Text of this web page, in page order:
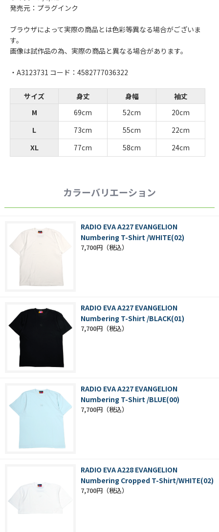
発売元：プラグインク
ブラウザによって実際の商品とは色彩等異なる場合がございま
す。
画像は試作品の為、実際の商品と異なる場合があります。
・A3123731 コード：4582777036322
サイズ 身丈 身幅
袖丈
M
69cm 52cm
20cm
L
73cm 55cm
22cm
XL
77cm 58cm 24cm
カラーバリエーション
RADIO EVA A227 EVANGELION
Numbering T-Shirt /WHITE(02)
7,700円
RADIO EVA A227 EVANGELION
Numbering T-Shirt /BLACK(01)
7,700円
RADIO EVA A227 EVANGELION
Numbering T-Shirt /BLUE(00)
7,700円
RADIO EVA A228 EVANGELION
Numbering Cropped T-Shirt/WHITE(02)
7,700円